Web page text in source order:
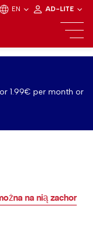
EN AD-LITE
1.99€ per month or
na nią